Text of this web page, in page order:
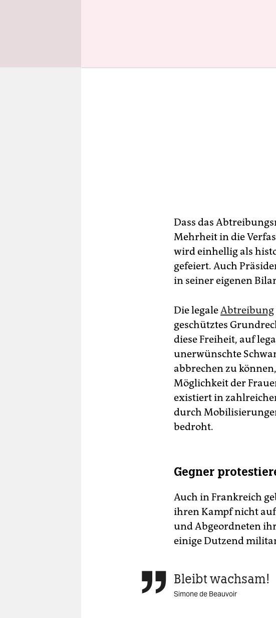
Dass das
Mehrheit in die
wird einhellig als
gefeiert. Auch
in seiner eigenen
Die legaleAbtreibung
geschütztes
diese Freiheit, auf
unerwünschte
abbrechen zu
Möglichkeit der
existiert in
durch
bedroht.
Gegner
Auch in Frankreich
ihren Kampf nicht
und Abgeordneten
einige Dutzend
 Bleibt wachsam!
Simone de Beauvoir